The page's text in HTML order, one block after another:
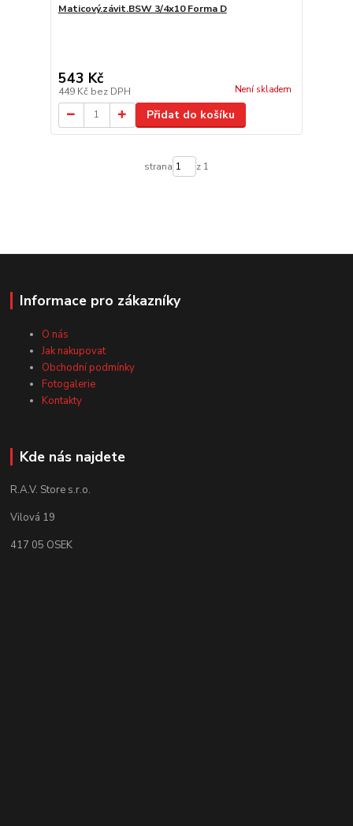
Maticový.závit.BSW 3/4x10 Forma D
543 Kč
449 Kč bez DPH Není skladem
Přidat do košíku
strana z 1
Informace pro zákazníky
O nás
Jak nakupovat
Obchodní podmínky
Fotogalerie
Kontakty
Kde nás najdete
R.A.V. Store s.r.o.
Vilová 19
417 05 OSEK